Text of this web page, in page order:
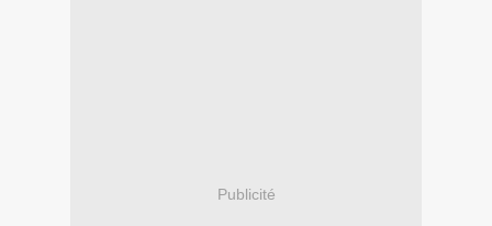
Publicité